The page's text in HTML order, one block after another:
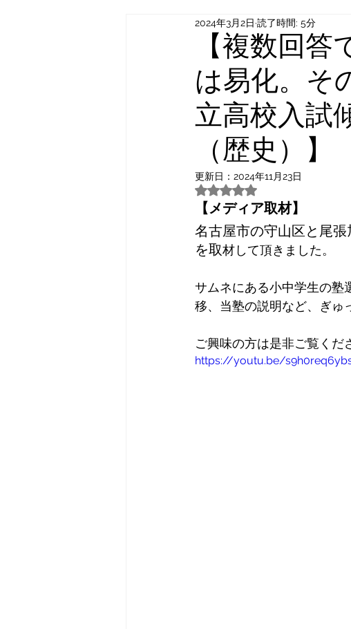
【複数回
は易化。そ
立高校入試
（歴史）】
2024年3月2日 読了時間: 5分
更新日： 2024年11月23日
5つ星のうちNaNと評価され
【メディア取材】
名古屋市の守山区と尾
を取材して頂きました。
サムネにある小中学生の塾
移、当塾の説明など、ぎゅ
ご興味の方は是非ご覧くだ
https://youtu.be/